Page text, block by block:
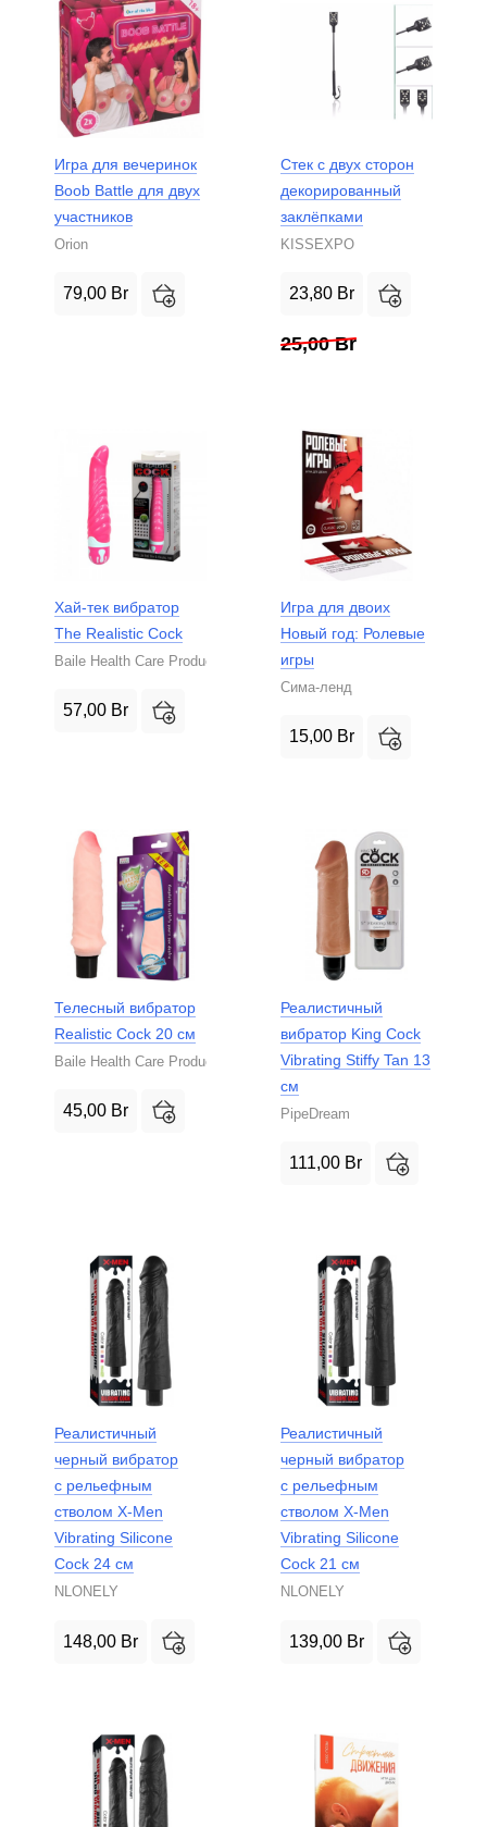
Игра для вечеринок
Boob Battle для двух
участников
Orion
79,00 Br
Стек с двух сторон
декорированный
заклёпками
KISSEXPO
23,80 Br
25,00Br
Хай-тек вибратор
The Realistic Cock
Baile Health Care Product
57,00 Br
Игра для двоих
Новый год: Ролевые
игры
Сима-ленд
15,00 Br
Телесный вибратор
Realistic Cock 20 см
Baile Health Care Product
45,00 Br
Реалистичный
вибратор King Cock
Vibrating Stiffy Tan 13
см
PipeDream
111,00 Br
Реалистичный
черный вибратор
с рельефным
стволом X-Men
Vibrating Siliсone
Cock 24 см
NLONELY
148,00 Br
Реалистичный
черный вибратор
с рельефным
стволом X-Men
Vibrating Siliсone
Cock 21 см
NLONELY
139,00 Br